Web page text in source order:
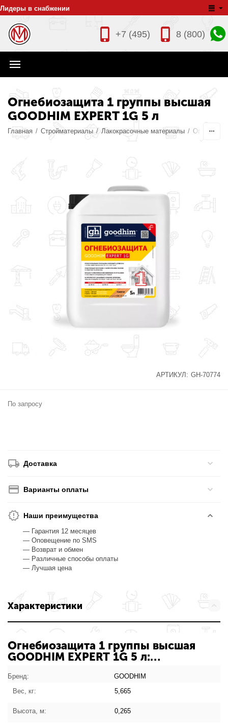
Лидеры в снабжении
8 (800)
+7 (495)
Огнебиозащита 1 группы высшая
GOODHIM EXPERT 1G 5 л
Главная / Стройматериалы / Лакокрасочные материалы /
АРТИКУЛ: GH-70774
По запросу
Доставка
Варианты оплаты
Наши преимущества
— Гарантия 12 месяцев
— Оповещение по SMS
— Возврат и обмен
— Различные способы оплаты
— Лучшая цена
Характеристики
Огнебиозащита 1 группы высшая
GOODHIM EXPERT 1G 5 л:
Бренд:
GOODHIM
Вес, кг:
5,665
Высота, м: 0,265